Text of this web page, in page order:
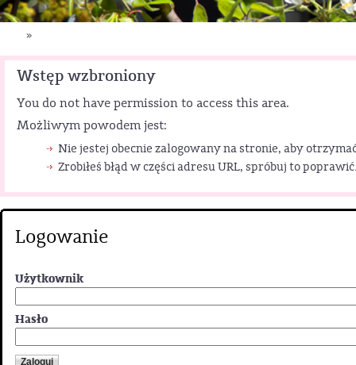
»
Wstęp wzbroniony
You do not have permission to access this area.
Możliwym powodem jest:
Nie jestej obecnie zalogowany na stronie, aby
Zrobiłeś błąd w części adresu URL, spróbuj to
Logowanie
Użytkownik
Hasło